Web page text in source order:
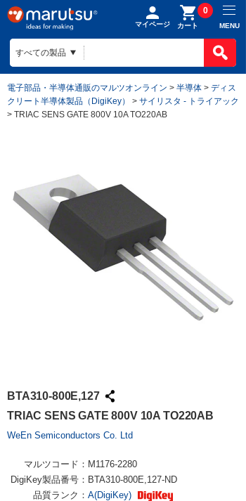
マイページ カート
0
MENU
電子部品・半導体通販のマルツオンライン > 半導体 > ディス
クリート半導体製品（DigiKey）
> サイリスタ - トライアック
> TRIAC SENS GATE 800V 10A TO220AB
BTA310-800E,127
TRIAC SENS GATE 800V 10A TO220AB
WeEn Semiconductors Co. Ltd
マルツコード： M1176-2280
DigiKey製品番号： BTA310-800E,127-ND
品質ランク： A(DigiKey)